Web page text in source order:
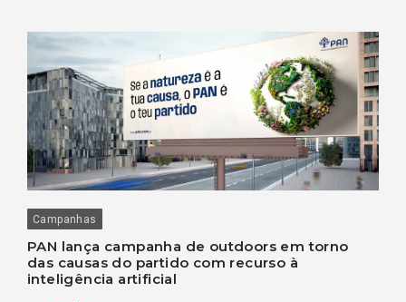
Campanhas
PAN lança campanha de outdoors em torno
das causas do partido com recurso à
inteligência artificial